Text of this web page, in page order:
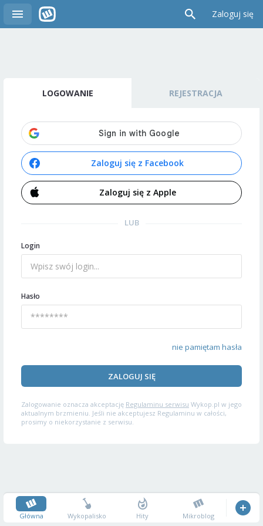
Zaloguj się
LOGOWANIE REJESTRACJA
Zaloguj się z Facebook
Zaloguj się z Apple
LUB
Login
Hasło
nie pamiętam hasła
ZALOGUJ SIĘ
Zalogowanie oznacza akceptację Regulaminu serwisu Wykop.pl w jego
aktualnym brzmieniu. Jeśli nie akceptujesz Regulaminu w całości,
prosimy o niekorzystanie z serwisu.
Główna Wykopalisko Hity Mikroblog